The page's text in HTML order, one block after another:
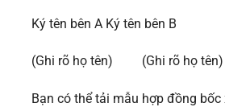
Ký tên bên A Ký tên bên B
(Ghi rõ họ tên) (Ghi rõ họ tên)
Bạn có thể tải mẫu hợp đồng bốc